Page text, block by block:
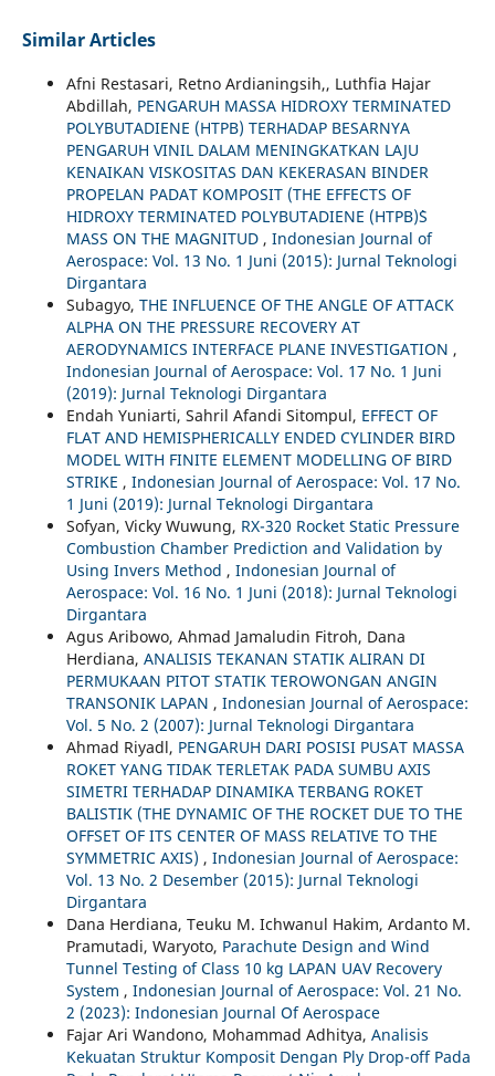
Similar Articles
Afni Restasari, Retno Ardianingsih,, Luthfia Hajar
Abdillah, PENGARUH MASSA HIDROXY TERMINATED
POLYBUTADIENE (HTPB) TERHADAP BESARNYA
PENGARUH VINIL DALAM MENINGKATKAN LAJU
KENAIKAN VISKOSITAS DAN KEKERASAN BINDER
PROPELAN PADAT KOMPOSIT (THE EFFECTS OF
HIDROXY TERMINATED POLYBUTADIENE (HTPB)`S
MASS ON THE MAGNITUD , Indonesian Journal of
Aerospace: Vol. 13 No. 1 Juni (2015): Jurnal Teknologi
Dirgantara
Subagyo, THE INFLUENCE OF THE ANGLE OF ATTACK
ALPHA ON THE PRESSURE RECOVERY AT
AERODYNAMICS INTERFACE PLANE INVESTIGATION ,
Indonesian Journal of Aerospace: Vol. 17 No. 1 Juni
(2019): Jurnal Teknologi Dirgantara
Endah Yuniarti, Sahril Afandi Sitompul, EFFECT OF
FLAT AND HEMISPHERICALLY ENDED CYLINDER BIRD
MODEL WITH FINITE ELEMENT MODELLING OF BIRD
STRIKE , Indonesian Journal of Aerospace: Vol. 17 No.
1 Juni (2019): Jurnal Teknologi Dirgantara
Sofyan, Vicky Wuwung, RX-320 Rocket Static Pressure
Combustion Chamber Prediction and Validation by
Using Invers Method , Indonesian Journal of
Aerospace: Vol. 16 No. 1 Juni (2018): Jurnal Teknologi
Dirgantara
Agus Aribowo, Ahmad Jamaludin Fitroh, Dana
Herdiana, ANALISIS TEKANAN STATIK ALIRAN DI
PERMUKAAN PITOT STATIK TEROWONGAN ANGIN
TRANSONIK LAPAN , Indonesian Journal of Aerospace:
Vol. 5 No. 2 (2007): Jurnal Teknologi Dirgantara
Ahmad Riyadl, PENGARUH DARI POSISI PUSAT MASSA
ROKET YANG TIDAK TERLETAK PADA SUMBU AXIS
SIMETRI TERHADAP DINAMIKA TERBANG ROKET
BALISTIK (THE DYNAMIC OF THE ROCKET DUE TO THE
OFFSET OF ITS CENTER OF MASS RELATIVE TO THE
SYMMETRIC AXIS) , Indonesian Journal of Aerospace:
Vol. 13 No. 2 Desember (2015): Jurnal Teknologi
Dirgantara
Dana Herdiana, Teuku M. Ichwanul Hakim, Ardanto M.
Pramutadi, Waryoto, Parachute Design and Wind
Tunnel Testing of Class 10 kg LAPAN UAV Recovery
System , Indonesian Journal of Aerospace: Vol. 21 No.
2 (2023): Indonesian Journal Of Aerospace
Fajar Ari Wandono, Mohammad Adhitya, Analisis
Kekuatan Struktur Komposit Dengan Ply Drop-off Pada